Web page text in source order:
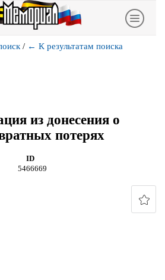
/ ← К результатам поиска
из донесения о
потерях
ID
5466669